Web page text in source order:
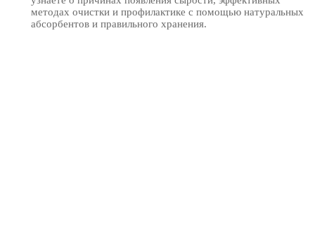
методах очистки и профилактике с помощью натуральных
абсорбентов и правильного хранения.